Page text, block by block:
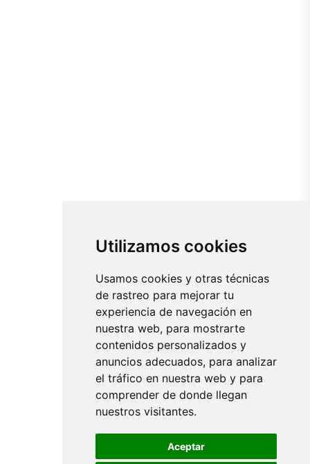
Utilizamos cookies
Usamos cookies y otras técnicas
de rastreo para mejorar tu
experiencia de navegación en
nuestra web, para mostrarte
contenidos personalizados y
anuncios adecuados, para analizar
el tráfico en nuestra web y para
comprender de donde llegan
nuestros visitantes.
Aceptar